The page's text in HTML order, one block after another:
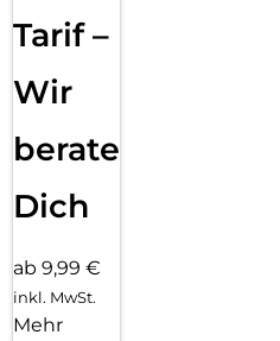
Tarif –
Wir
beraten
Dich
ab 9,99 €
inkl. MwSt.
Mehr